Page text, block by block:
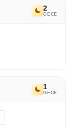
2
GECE
1
GECE